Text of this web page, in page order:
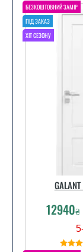
12940₴